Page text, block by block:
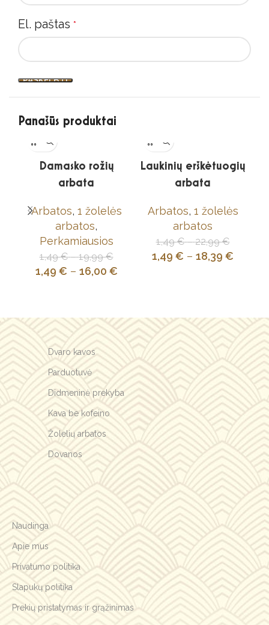
El. paštas *
Panašūs produktai
Damasko rožių
arbata
Arbatos, 1 žolelės
arbatos,
Perkamiausios
1,49€ – 19,99€
1,49 € – 16,00 €
Laukinių erškėtuogių
arbata
Arbatos, 1 žolelės
arbatos
1,49€ – 22,99€
1,49 € – 18,39 €
Dvaro kavos
Parduotuvė
Didmeninė prekyba
Kava be kofeino
Žolelių arbatos
Dovanos
Naudinga
Apie mus
Privatumo politika
Slapukų politika
Prekių pristatymas ir grąžinimas